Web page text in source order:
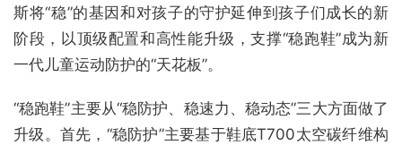
斯将“稳”的基因和对孩子的守护延伸到孩子们成长的新
阶段，以顶级配置和高性能升级，支撑“稳跑鞋”成为新
一代儿童运动防护的“天花板”。
“稳跑鞋”主要从“稳防护、稳速力、稳动态”三大方面做了
升级。首先，“稳防护”主要基于鞋底T700太空碳纤维构